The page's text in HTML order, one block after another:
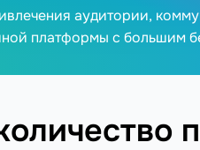
аудитории,
платформы с большим